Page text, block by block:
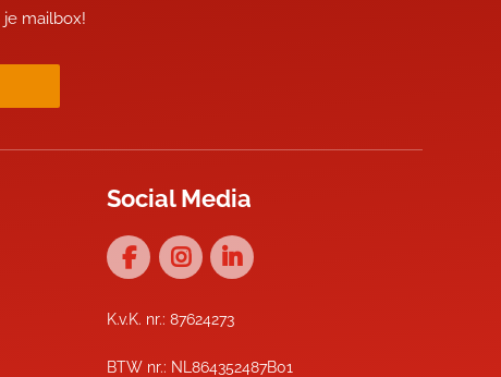
mailbox!
Social Media
K.v.K. nr.: 87624273
BTW nr.: NL864352487B01